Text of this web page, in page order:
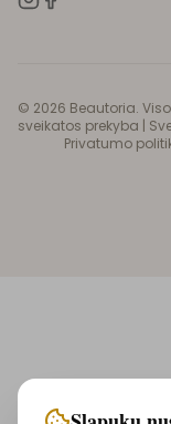
© 2026 Beautoria.
sveikatos prekyba |
Privatumo